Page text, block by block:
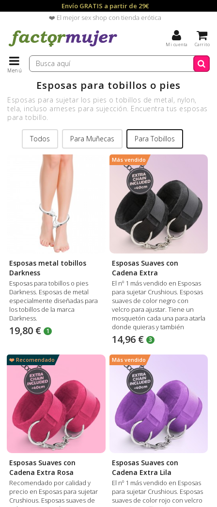
Envío GRATIS a partir de 29€
❤️ El mejor sex shop con tienda erótica
Carrito
Mi cuenta
Menú
Esposas para tobillos o pies
Esposas para sujetar los pies o tobillos de metal, nylon,
tela, incluso arneses para sujección. Encuentra tus esposas
para tobillo.
Todos Para Muñecas Para Tobillos
Esposas metal tobillos
Darkness
Esposas para tobillos o pies
Darkness. Esposas de metal
especialmente diseñadas para
los tobillos de la marca
Darkness.
19,80 € 1
Más vendido
Esposas Suaves con
Cadena Extra
El nº 1 más vendido en Esposas
para sujetar Crushious. Esposas
suaves de color negro con
velcro para ajustar. Tiene un
mosquetón cada una para atarla
donde quieras y también
incluyen una cadena de metal
de 40 cm. de largo.
14,96 € 3
❤️ Recomendado
Esposas Suaves con
Cadena Extra Rosa
Recomendado por calidad y
precio en Esposas para sujetar
Crushious. Esposas suaves de
Más vendido
Esposas Suaves con
Cadena Extra Lila
El nº 1 más vendido en Esposas
para sujetar Crushious. Esposas
suaves de color rojo con velcro